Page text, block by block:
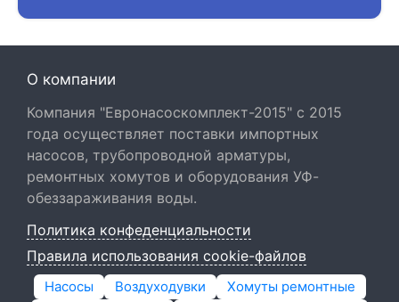
О компании
Компания "Евронасоскомплект-2015" с 2015
года осуществляет поставки импортных
насосов, трубопроводной арматуры,
ремонтных хомутов и оборудования УФ-
обеззараживания воды.
Политика конфеденциальности
Правила использования cookie-файлов
Насосы Воздуходувки
Хомуты ремонтные